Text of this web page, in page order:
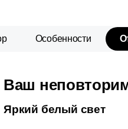
Особенности
Ваш
Яркий белый свет